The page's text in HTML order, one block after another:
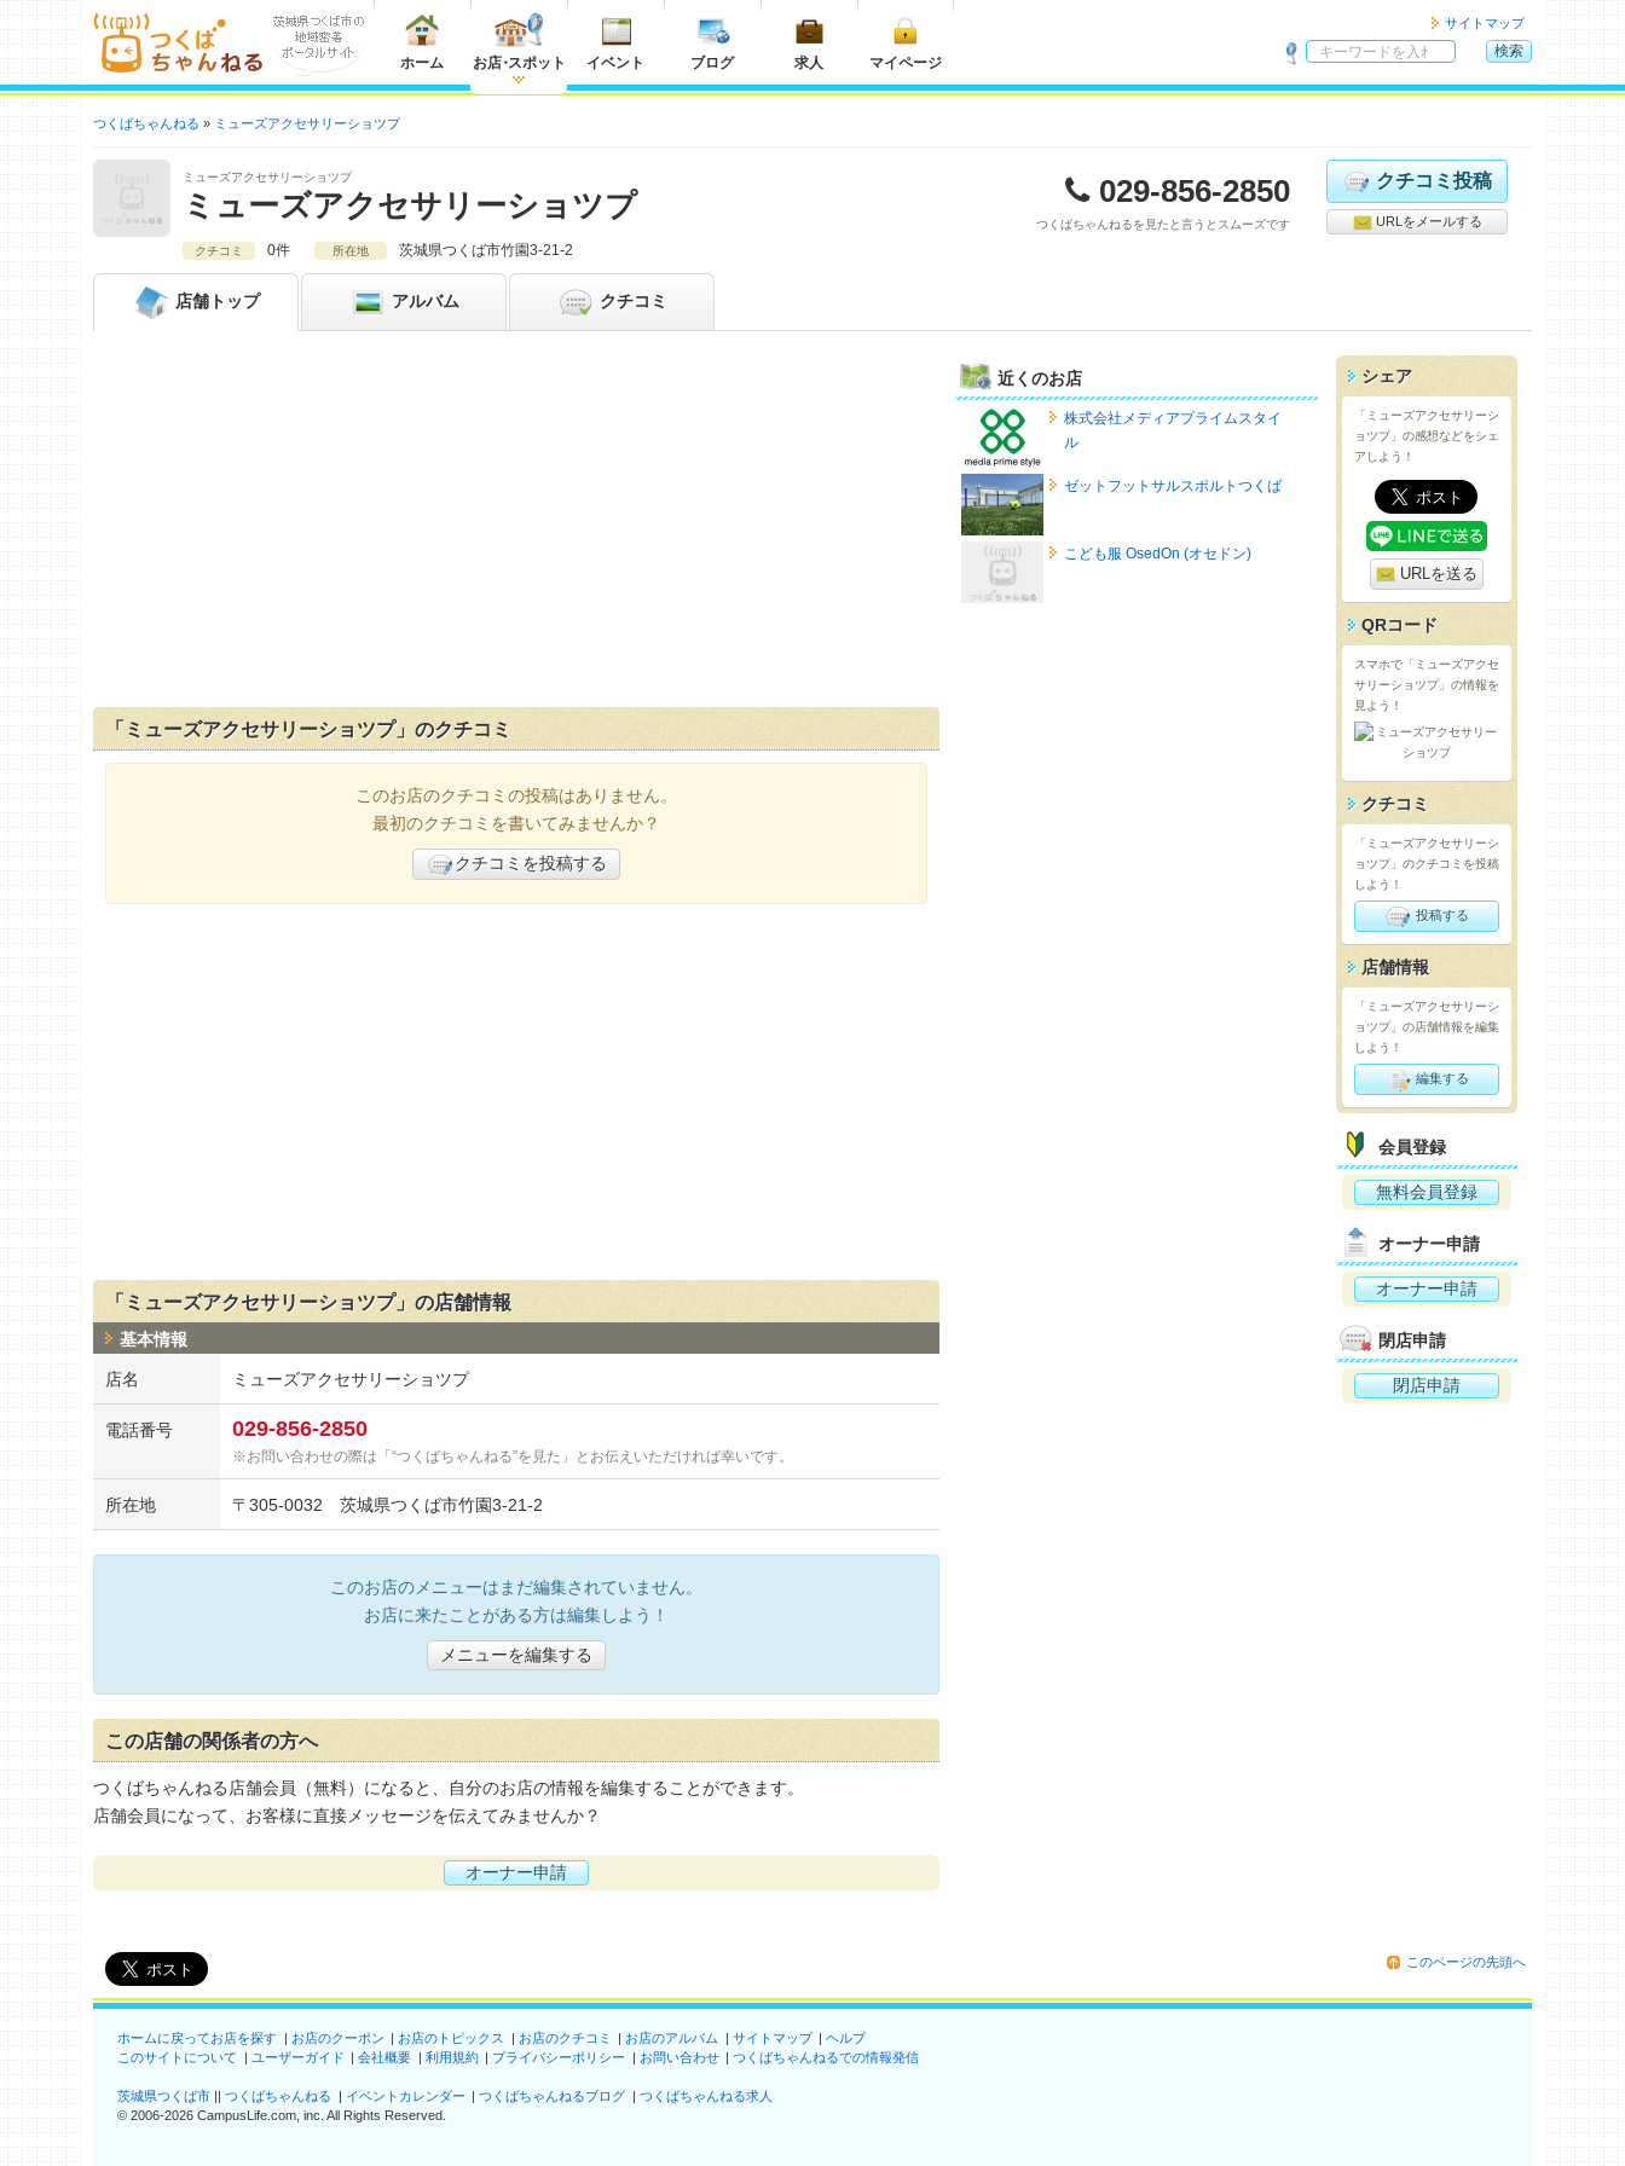
ホーム お店・スポット イベント ブログ 求人 マイページ
サイトマップ
内
索
検索
つくばちゃんねる ミューズアクセサリーショツプ
ミューズアクセサリーショツプ
ミューズアクセサリーショツプ 029-856-2850
つくばちゃんねるを見たと言うとスムーズです
クチコミ投稿
URLをメールする
クチコミ 0件 所在地 茨城県つくば市竹園3-21-2
店舗 トップ アルバム クチコミ
「ミューズアクセサリーショツプ」のクチコミ
このお店のクチコミの投稿はありません。
最初のクチコミを書いてみませんか？
クチコミを投稿する
「ミューズアクセサリーショツプ」の店舗情報
基本情報
店名 ミューズアクセサリーショツプ
電話番号 029-856-2850
お問い合わせの際は「“つくばちゃんねる”を見た」とお伝えいただければ幸いです。
所在地 〒 305-0032 茨城県つくば市竹園3-21-2
このお店のメニューはまだ編集されていません。
お店に来たことがある方は編集しよう！
メニューを編集する
この店舗の関係者の方へ
つくばちゃんねる店舗会員（無料）になると、自分のお店の情報を編集することができます。
店舗会員になって、お客様に直接メッセージを伝えてみませんか？
オーナー申請
近くのお店
株式会社メディアプライムスタイ
ル
ゼットフットサルスポルトつくば
こども服 OsedOn (オセドン)
シェア
「ミューズアクセサリーシ
ョツプ」の感想などをシェ
アしよう！
URLを送る
QRコード
スマホで「ミューズアクセ
サリーショツプ」の情報を
見よう！
クチコミ
「ミューズアクセサリーシ
ョツプ」のクチコミを投稿
しよう！
投稿する
店舗情報
「ミューズアクセサリーシ
ョツプ」の店舗情報を編集
しよう！
編集する
会員登録
無料会員登録
オーナー申請
オーナー申請
閉店申請
閉店申請
このページの先頭へ
ホームに戻ってお店を探す お店のクーポン お店のトピックス お店のクチコミ お店のアルバム サイトマップ
ヘルプ
このサイトについて
ユーザーガイド 会社概要 利用規約 プライバシーポリシー お問い合わせ つくばちゃんねるでの情報発信
茨城県つくば市 つくばちゃんねる イベントカレンダー つくばちゃんねるブログ
つくばちゃんねる求人
© 2006-2026 CampusLife.com, inc. All Rights Reserved